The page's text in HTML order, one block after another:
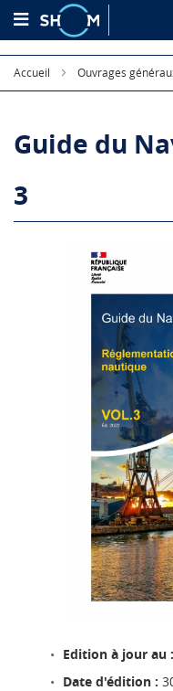
Accueil Ouvrages
Guide du
3
Edition à jour au :
Date d'édition :